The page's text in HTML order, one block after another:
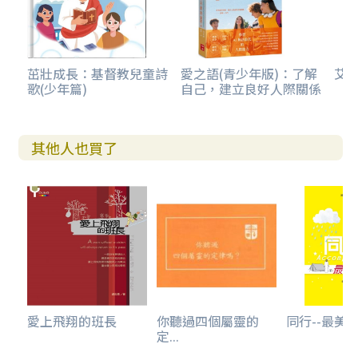
茁壯成長：基督教兒童詩
歌(少年篇)
愛之語(青少年版)：了解
自己，建立良好人際關係
艾
其他人也買了
愛上飛翔的班長 你聽過四個屬靈的
定...
同行--最美